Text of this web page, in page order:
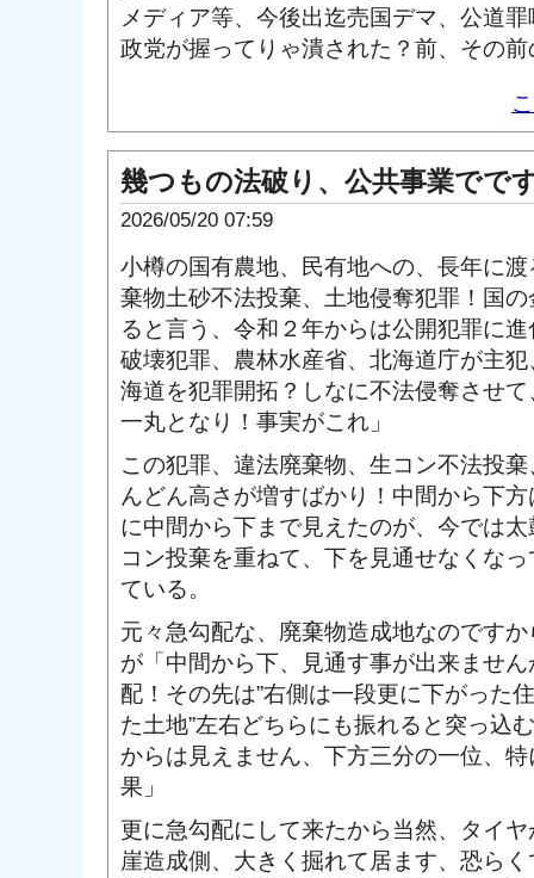
メディア等、今後出迄売国デマ、公道
政党が握ってりゃ潰された？前、その
幾つもの法破り、公共事業でで
2026/05/20 07:59
小樽の国有農地、民有地への、長年に
棄物土砂不法投棄、土地侵奪犯罪！国
ると言う、令和２年からは公開犯罪に
破壊犯罪、農林水産省、北海道庁が主
海道を犯罪開拓？しなに不法侵奪させ
一丸となり！事実がこれ」
この犯罪、違法廃棄物、生コン不法投
んどん高さが増すばかり！中間から下
に中間から下まで見えたのが、今では
コン投棄を重ねて、下を見通せなくな
ている。
元々急勾配な、廃棄物造成地なのです
が「中間から下、見通す事が出来ませ
配！その先は”右側は一段更に下がった
た土地”左右どちらにも振れると突っ込
からは見えません、下方三分の一位、
果」
更に急勾配にして来たから当然、タイ
崖造成側、大きく掘れて居ます、恐ら